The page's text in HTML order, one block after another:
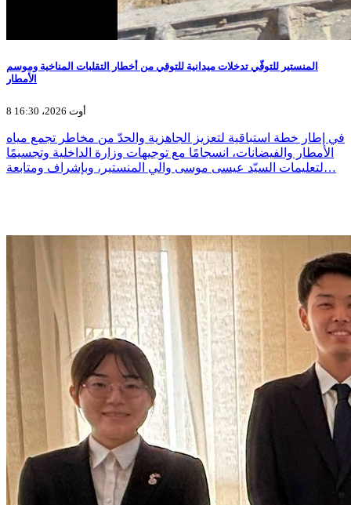
المنستير للتوقّي تدخلات ميدانية للتوقي من أخطار التقلبات المناخية وموسم
الأمطار
8 أوت 2026، 16:30
في إطار خطة استباقية لتعزيز الجاهزية والحدّ من مخاطر تجمع مياه
الأمطار والفيضانات، انسجامًا مع توجيهات وزارة الداخلية وتجسيمًا
لتعليمات السيّد عيسى موسى والي المنستير، وبإشراف ومتابعة…